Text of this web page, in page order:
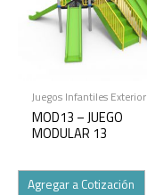
Juegos Infantiles Exterior
MOD13 – JUEGO
MODULAR 13
Agregar a Cotización